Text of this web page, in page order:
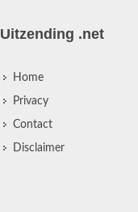
Uitzending .net
Home
Privacy
Contact
Disclaimer